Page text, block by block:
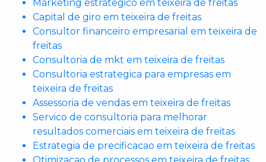
Marketing estrategico em teixeira de freitas
Capital de giro em teixeira de freitas
Consultor financeiro empresarial em teixeira de
freitas
Consultoria de mkt em teixeira de freitas
Consultoria estrategica para empresas em
teixeira de freitas
Assessoria de vendas em teixeira de freitas
Servico de consultoria para melhorar
resultados comerciais em teixeira de freitas
Estrategia de precificacao em teixeira de freitas